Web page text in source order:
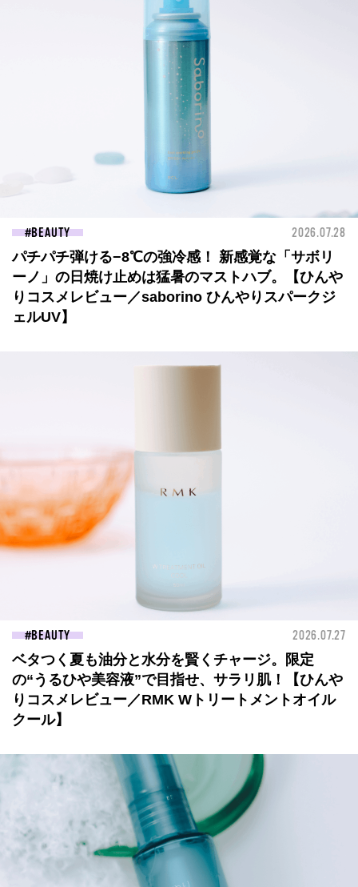
BEAUTY 2026.07.28
パチパチ弾ける−8℃の強冷感！ 新感覚な「サボリ
ーノ」の日焼け止めは猛暑のマストハブ。【ひんや
りコスメレビュー／saborino ひんやりスパークジ
ェルUV】
BEAUTY 2026.07.27
ベタつく夏も油分と水分を賢くチャージ。限定
の“うるひや美容液”で目指せ、サラリ肌！【ひんや
りコスメレビュー／RMK Wトリートメントオイル
クール】